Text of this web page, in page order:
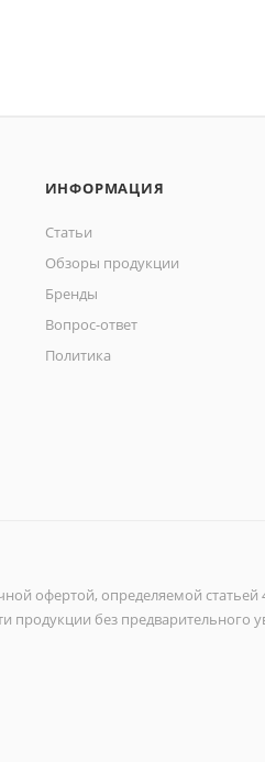
ИНФОРМАЦИЯ
Статьи
Обзоры продукции
Бренды
Вопрос-ответ
Политика
офертой, определяемой статьей
продукции без предварительного